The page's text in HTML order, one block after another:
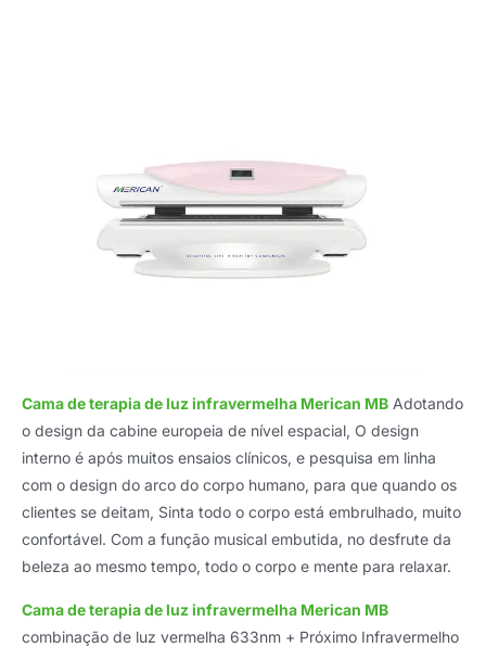
Cama de terapia de luz infravermelha Merican MB Adotando
o design da cabine europeia de nível espacial, O design
interno é após muitos ensaios clínicos, e pesquisa em linha
com o design do arco do corpo humano, para que quando os
clientes se deitam, Sinta todo o corpo está embrulhado, muito
confortável. Com a função musical embutida, no desfrute da
beleza ao mesmo tempo, todo o corpo e mente para relaxar.
Cama de terapia de luz infravermelha Merican MB
combinação de luz vermelha 633nm + Próximo Infravermelho